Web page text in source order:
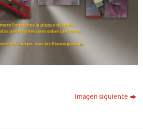
Imagen siguiente